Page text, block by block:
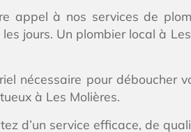
appel à nos services de
jours. Un plombier local à
nécessaire pour déboucher
à Les Molières.
d’un service efficace, de